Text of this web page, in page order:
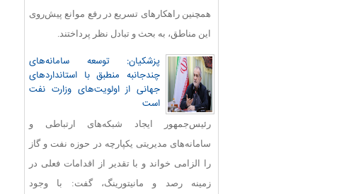
همچنین راهکارهای تسریع در رفع موانع پیش‌روی
این مناطق، به بحث و تبادل نظر پرداختند.
پزشکیان: توسعه سامانه‌های
چندجانبه منطبق با استانداردهای
جهانی از اولویت‌های وزارت نفت
است
رئیس‌جمهور ایجاد شبکه‌های ارتباطی و
سامانه‌های مدیریتی یکپارچه در حوزه نفت و گاز
را الزامی خواند و با تقدیر از اقدامات فعلی در
زمینه رصد و مانیتورینگ، گفت: با وجود